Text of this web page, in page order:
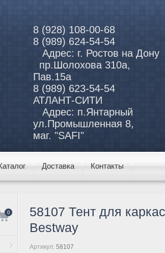
8 (928) 108-00-68
8 (989) 624-54-54
Адрес: г. Ростов на Дону
пр.Шолохова 310а,
Пав.15а
8 (989) 623-54-54
АТЛАНТ-СИТИ
Адрес: п.Янтарный
ул.Промышленная 8,
маг. "SAFI"
Доставка Контакты
58107 Тент для
Bestway
Артикул: 58107
0